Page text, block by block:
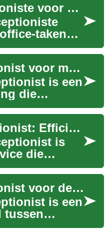
Virtuele receptioniste voor medische zorg en praktijken
taken
zonder
di...
Virtual Receptionist voor medische praktijk: digitaal patiëntbeheer
is een
die
en
Virtuele Receptionist: Efficiëntie voor medische praktijken
is
die
en
m...
Virtual Receptionist voor de zorg: digitale receptie-oplossingen
is een
tussen
oproepen